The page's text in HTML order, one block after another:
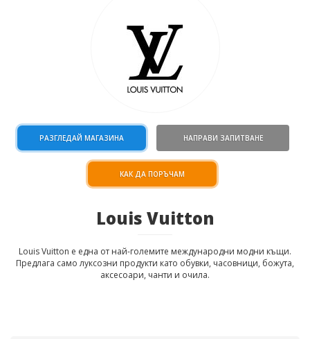
РАЗГЛЕДАЙ МАГАЗИНА НАПРАВИ ЗАПИТВАНЕ
КАК ДА ПОРЪЧАМ
Louis Vuitton
Louis Vuitton e една от най-големите международни модни къщи.
Предлага само луксозни продукти като обувки, часовници, божута,
аксесоари, чанти и очила.